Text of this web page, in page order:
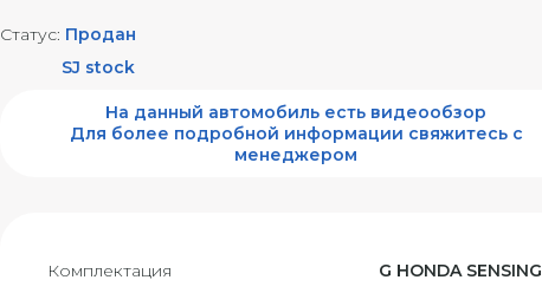
Статус: Продан
SJ stock
На данный автомобиль есть видеообзор
Для более подробной информации свяжитесь с
менеджером
Комплектация
G HONDA SENSING